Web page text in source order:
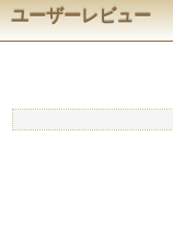
ユーザーレビュー